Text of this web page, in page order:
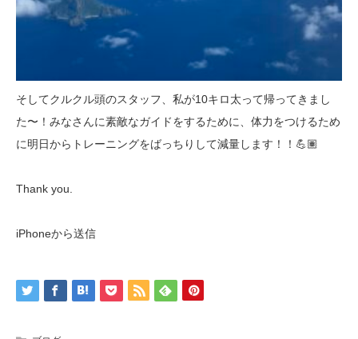
そしてクルクル頭のスタッフ、私が10キロ太って帰ってきまし
た〜！みなさんに素敵なガイドをするために、体力をつけるため
に明日からトレーニングをばっちりして減量します！！💪🏽
Thank you.
iPhoneから送信